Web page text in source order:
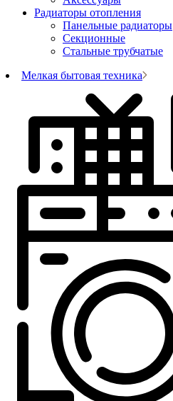
Радиаторы отопления
Панельные радиаторы
Секционные
Стальные трубчатые
Мелкая бытовая техника